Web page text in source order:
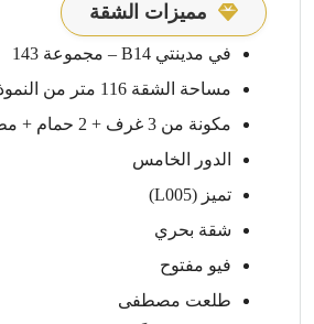
مميزات الشقة
في مدينتي B14 – مجموعة 143
مساحة الشقة 116 متر من النموذج T06
مكونة من 3 غرف + 2 حمام + مطبخ + ريسبشن
الدور الخامس
تميز (L005)
شقة بحري
فيو مفتوح
طلعت مصطفى